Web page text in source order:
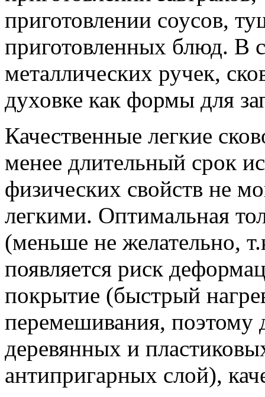
приготовлении соусов,
приготовленных блюд. В
металлических ручек,
духовке как формы для
Качественные легкие
менее длительный срок
физических свойств не
легкими. Оптимальная
(меньше не желательно,
появляется риск
покрытие (быстрый
перемешивания, поэтому
деревянных и
антипригарных слой),